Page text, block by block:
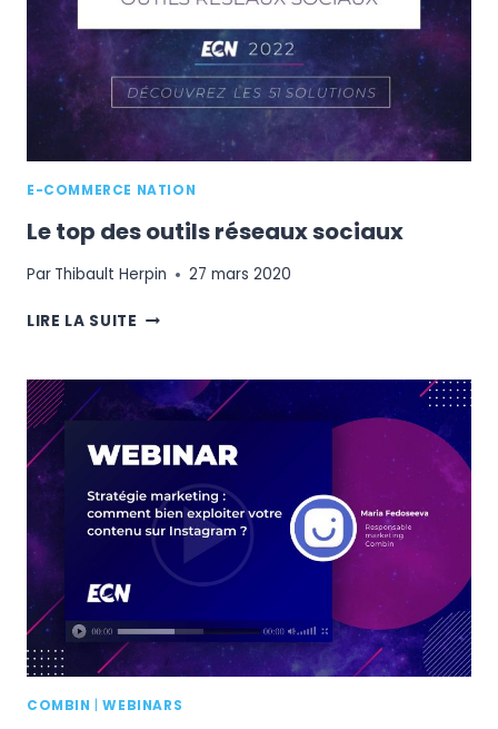
E-COMMERCE NATION
Le top des outils réseaux sociaux
Par Thibault Herpin 27 mars 2020
LIRE LA SUITE LE
OUTILS
RÉSEAUX
COMBIN |WEBINARS